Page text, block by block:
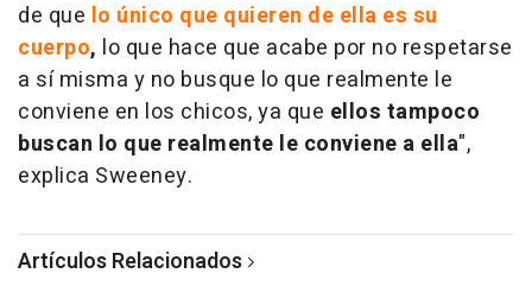
de que lo único que quieren de ella es su
cuerpo, lo que hace que acabe por no respetarse
a sí misma y no busque lo que realmente le
conviene en los chicos, ya que ellos tampoco
buscan lo que realmente le conviene a ella",
explica Sweeney.
Artículos Relacionados